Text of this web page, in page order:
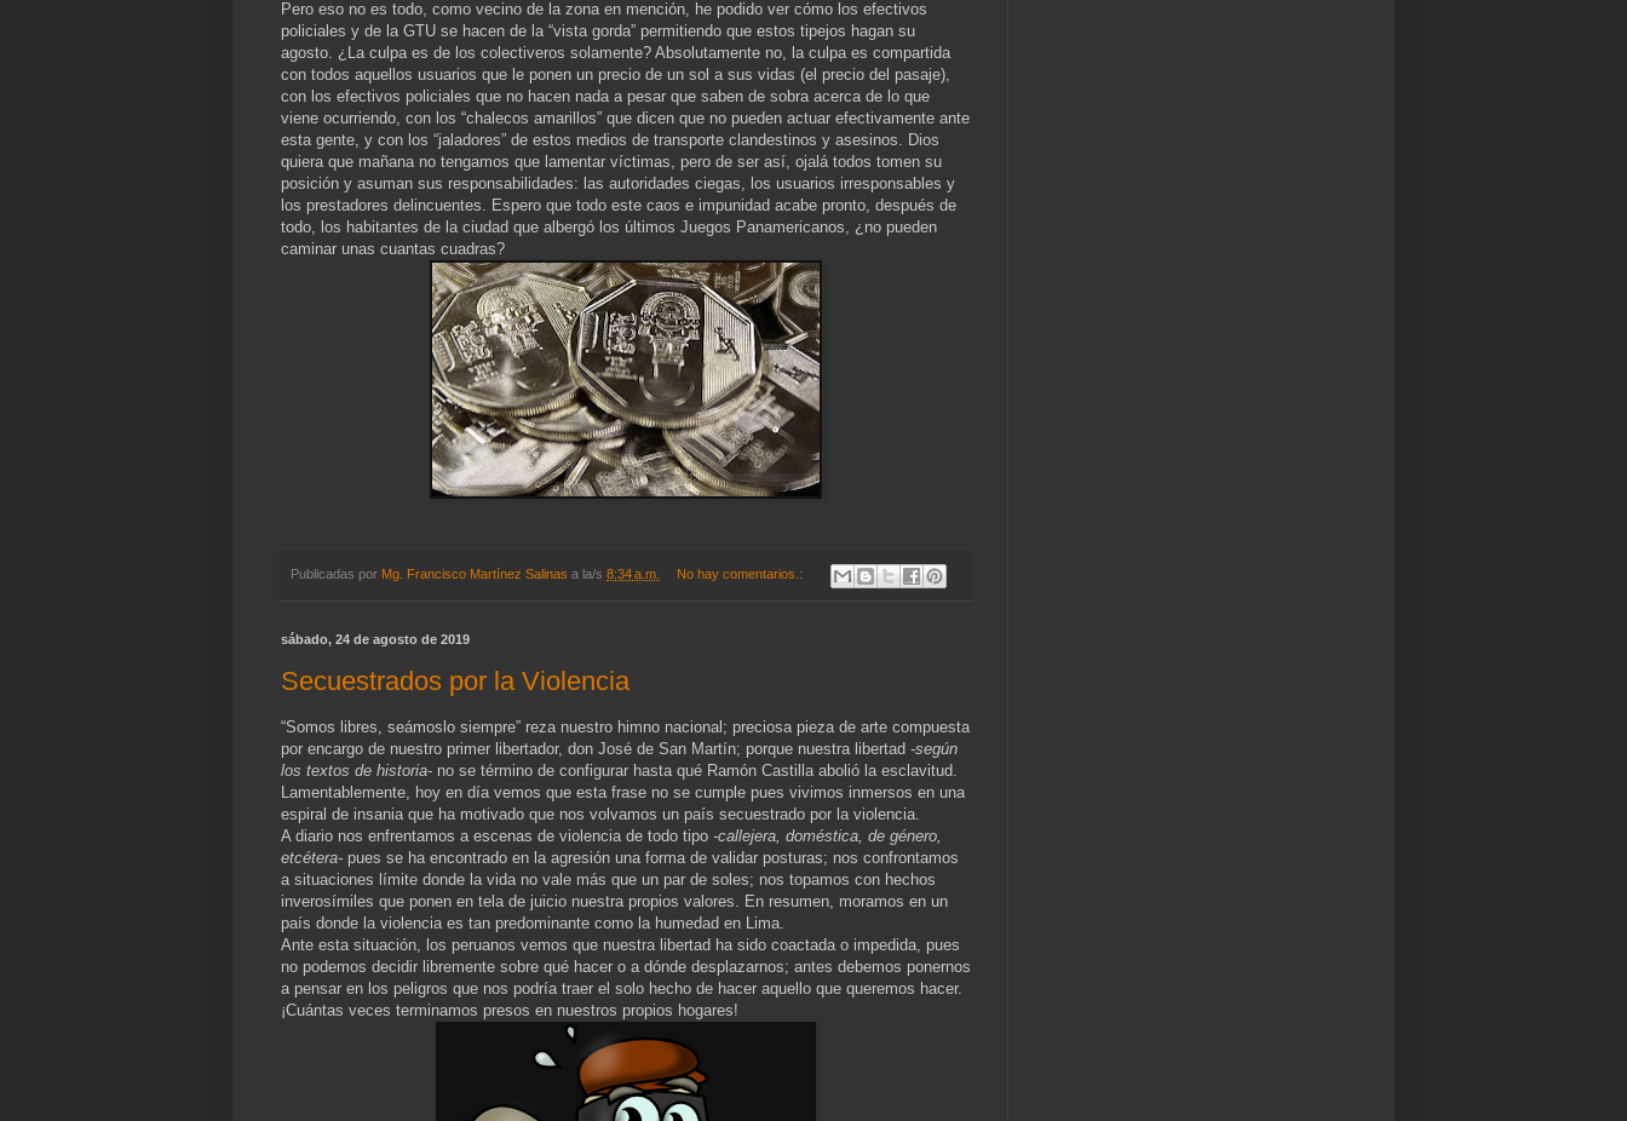
Pero eso no es todo, como vecino de la zona en mención, he podido ver cómo los efectivos
policiales y de la GTU se hacen de la “vista gorda” permitiendo que estos tipejos hagan su
agosto. ¿La culpa es de los colectiveros solamente? Absolutamente no, la culpa es compartida
con todos aquellos usuarios que le ponen un precio de un sol a sus vidas (el precio del pasaje),
con los efectivos policiales que no hacen nada a pesar que saben de sobra acerca de lo que
viene ocurriendo, con los “chalecos amarillos” que dicen que no pueden actuar efectivamente ante
esta gente, y con los “jaladores” de estos medios de transporte clandestinos y asesinos. Dios
quiera que mañana no tengamos que lamentar víctimas, pero de ser así, ojalá todos tomen su
posición y asuman sus responsabilidades: las autoridades ciegas, los usuarios irresponsables y
los prestadores delincuentes. Espero que todo este caos e impunidad acabe pronto, después de
todo, los habitantes de la ciudad que albergó los últimos Juegos Panamericanos, ¿no pueden
caminar unas cuantas cuadras?
Publicadas por Mg. Francisco Martínez Salinas a la/s 8:34 a.m. No hay comentarios.:
sábado, 24 de agosto de 2019
Secuestrados por la Violencia
“Somos libres, seámoslo siempre” reza nuestro himno nacional; preciosa pieza de arte compuesta
por encargo de nuestro primer libertador, don José de San Martín; porque nuestra libertad -según
los textos de historia- no se término de configurar hasta qué Ramón Castilla abolió la esclavitud.
Lamentablemente, hoy en día vemos que esta frase no se cumple pues vivimos inmersos en una
espiral de insania que ha motivado que nos volvamos un país secuestrado por la violencia.
A diario nos enfrentamos a escenas de violencia de todo tipo -callejera, doméstica, de género,
etcétera- pues se ha encontrado en la agresión una forma de validar posturas; nos confrontamos
a situaciones límite donde la vida no vale más que un par de soles; nos topamos con hechos
inverosímiles que ponen en tela de juicio nuestra propios valores. En resumen, moramos en un
país donde la violencia es tan predominante como la humedad en Lima.
Ante esta situación, los peruanos vemos que nuestra libertad ha sido coactada o impedida, pues
no podemos decidir libremente sobre qué hacer o a dónde desplazarnos; antes debemos ponernos
a pensar en los peligros que nos podría traer el solo hecho de hacer aquello que queremos hacer.
¡Cuántas veces terminamos presos en nuestros propios hogares!